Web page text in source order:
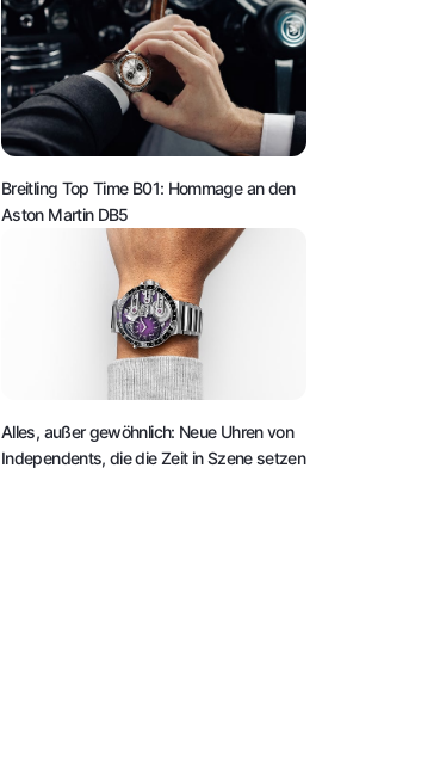
Breitling Top Time B01: Hommage an den
Aston Martin DB5
Alles, außer gewöhnlich: Neue Uhren von
Independents, die die Zeit in Szene setzen